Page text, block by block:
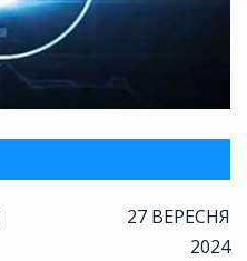
27 ВЕРЕСНЯ
2024